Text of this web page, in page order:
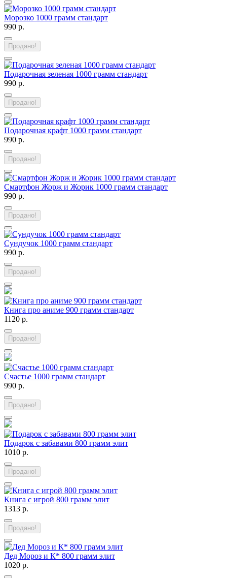
Морозко 1000 грамм стандарт
990 р.
Продано!
Подарочная зеленая 1000 грамм стандарт
990 р.
Продано!
Подарочная крафт 1000 грамм стандарт
990 р.
Продано!
Смартфон Жорж и Жорик 1000 грамм стандарт
990 р.
Продано!
Сундучок 1000 грамм стандарт
990 р.
Продано!
Книга про аниме 900 грамм стандарт
1120 р.
Продано!
Счастье 1000 грамм стандарт
990 р.
Продано!
Подарок с забавами 800 грамм элит
1010 р.
Продано!
Книга с игрой 800 грамм элит
1313 р.
Продано!
Дед Мороз и К* 800 грамм элит
1020 р.